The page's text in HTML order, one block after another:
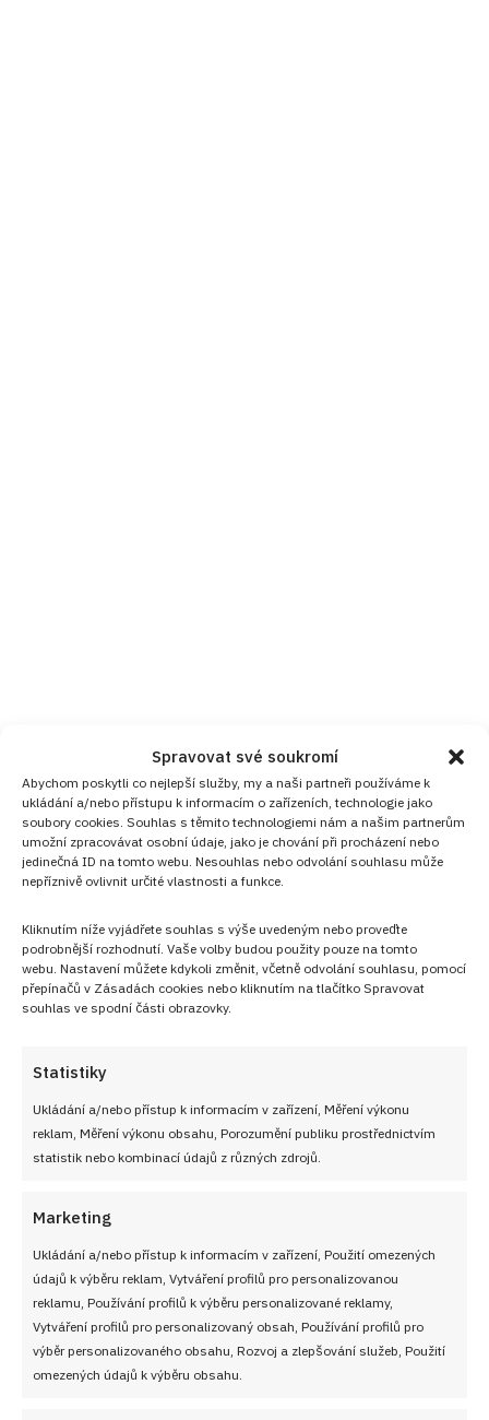
Spravovat své soukromí
Abychom poskytli co nejlepší služby, my a naši partneři používáme k
ukládání a/nebo přístupu k informacím o zařízeních, technologie jako
soubory cookies. Souhlas s těmito technologiemi nám a našim partnerům
umožní zpracovávat osobní údaje, jako je chování při procházení nebo
jedinečná ID na tomto webu. Nesouhlas nebo odvolání souhlasu může
nepříznivě ovlivnit určité vlastnosti a funkce.
Kliknutím níže vyjádřete souhlas s výše uvedeným nebo proveďte
podrobnější rozhodnutí. Vaše volby budou použity pouze na tomto
webu. Nastavení můžete kdykoli změnit, včetně odvolání souhlasu, pomocí
přepínačů v Zásadách cookies nebo kliknutím na tlačítko Spravovat
souhlas ve spodní části obrazovky.
Statistiky
Ukládání a/nebo přístup k informacím v zařízení, Měření výkonu
reklam, Měření výkonu obsahu, Porozumění publiku prostřednictvím
statistik nebo kombinací údajů z různých zdrojů.
Marketing
Ukládání a/nebo přístup k informacím v zařízení, Použití omezených
údajů k výběru reklam, Vytváření profilů pro personalizovanou
reklamu, Používání profilů k výběru personalizované reklamy,
Vytváření profilů pro personalizovaný obsah, Používání profilů pro
výběr personalizovaného obsahu, Rozvoj a zlepšování služeb, Použití
omezených údajů k výběru obsahu.